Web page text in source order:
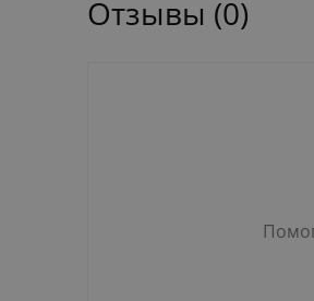
Отзывы (0)